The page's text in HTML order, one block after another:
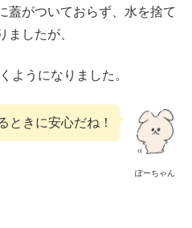
蓋がついておらず、水を捨て
ましたが、
ようになりました。
ぽーちゃん
ときに安心だね！